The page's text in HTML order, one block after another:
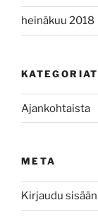
heinäkuu 2018
KATEGORIAT
Ajankohtaista
META
Kirjaudu sisään